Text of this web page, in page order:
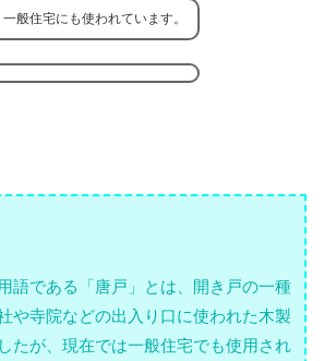
般住宅にも使われています。
語である「唐戸」とは、開き戸の一種
や寺院などの出入り口に使われた木製
たが、現在では一般住宅でも使用され